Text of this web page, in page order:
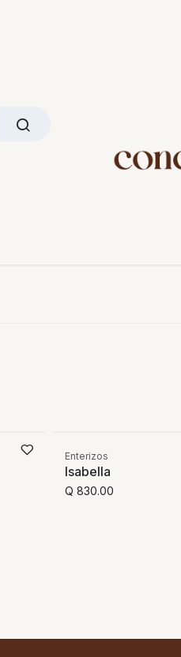
Enterizos
Isabella
Q830.00